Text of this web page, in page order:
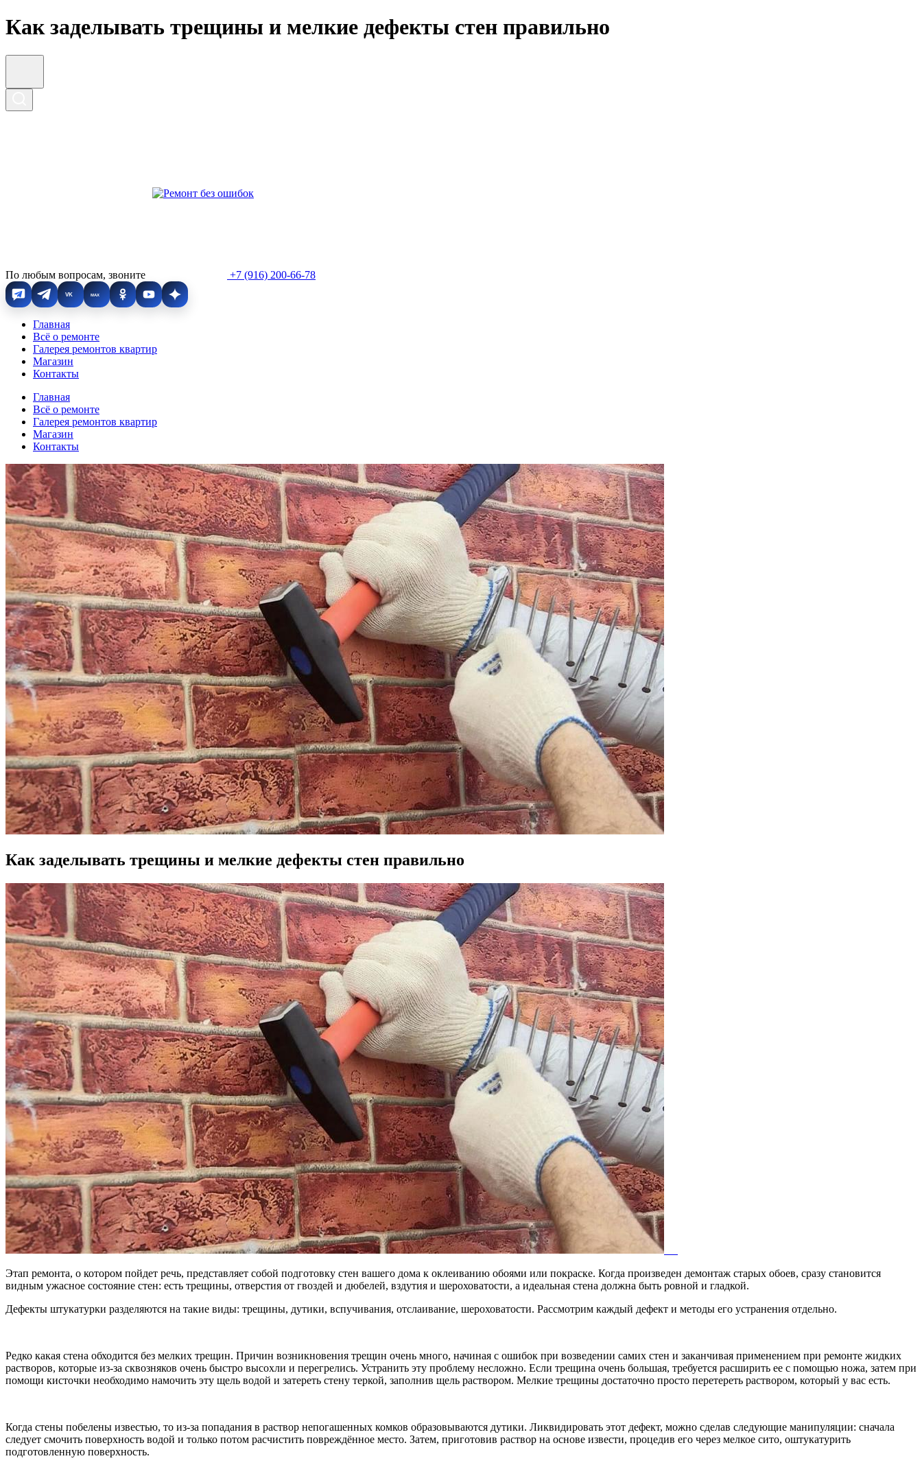
Как заделывать трещины и мелкие дефекты стен правильно
По любым вопросам, звоните +7 (916) 200-66-78
VK MAX
Главная
Всё о ремонте
Галерея ремонтов квартир
Магазин
Контакты
Главная
Всё о ремонте
Галерея ремонтов квартир
Магазин
Контакты
Как заделывать трещины и мелкие дефекты стен правильно
Этап ремонта, о котором пойдет речь, представляет собой подготовку стен вашего дома к оклеиванию обоями или покраске. Когда произведен демонтаж старых обоев, сразу становится
видным ужасное состояние стен: есть трещины, отверстия от гвоздей и дюбелей, вздутия и шероховатости, а идеальная стена должна быть ровной и гладкой.
Дефекты штукатурки разделяются на такие виды: трещины, дутики, вспучивания, отслаивание, шероховатости. Рассмотрим каждый дефект и методы его устранения отдельно.
Редко какая стена обходится без мелких трещин. Причин возникновения трещин очень много, начиная с ошибок при возведении самих стен и заканчивая применением при ремонте жидких
растворов, которые из-за сквозняков очень быстро высохли и перегрелись. Устранить эту проблему несложно. Если трещина очень большая, требуется расширить ее с помощью ножа, затем при
помощи кисточки необходимо намочить эту щель водой и затереть стену теркой, заполнив щель раствором. Мелкие трещины достаточно просто перетереть раствором, который у вас есть.
Когда стены побелены известью, то из-за попадания в раствор непогашенных комков образовываются дутики. Ликвидировать этот дефект, можно сделав следующие манипуляции: сначала
следует смочить поверхность водой и только потом расчистить повреждённое место. Затем, приготовив раствор на основе извести, процедив его через мелкое сито, оштукатурить
подготовленную поверхность.